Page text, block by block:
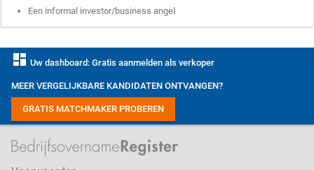
Een informal investor/business angel
dashboard Uw dashboard: Gratis aanmelden als verkoper
MEER VERGELIJKBARE KANDIDATEN ONTVANGEN?
GRATIS MATCHMAKER PROBEREN